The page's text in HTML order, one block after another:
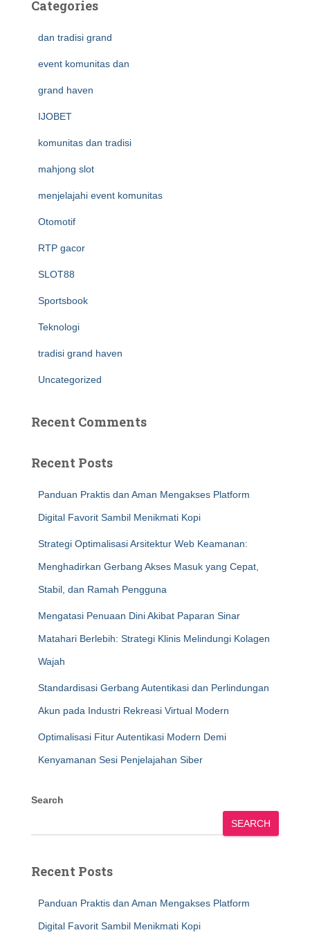
Categories
dan tradisi grand
event komunitas dan
grand haven
IJOBET
komunitas dan tradisi
mahjong slot
menjelajahi event komunitas
Otomotif
RTP gacor
SLOT88
Sportsbook
Teknologi
tradisi grand haven
Uncategorized
Recent Comments
Recent Posts
Panduan Praktis dan Aman Mengakses Platform
Digital Favorit Sambil Menikmati Kopi
Strategi Optimalisasi Arsitektur Web Keamanan:
Menghadirkan Gerbang Akses Masuk yang Cepat,
Stabil, dan Ramah Pengguna
Mengatasi Penuaan Dini Akibat Paparan Sinar
Matahari Berlebih: Strategi Klinis Melindungi Kolagen
Wajah
Standardisasi Gerbang Autentikasi dan Perlindungan
Akun pada Industri Rekreasi Virtual Modern
Optimalisasi Fitur Autentikasi Modern Demi
Kenyamanan Sesi Penjelajahan Siber
Search
SEARCH
Recent Posts
Panduan Praktis dan Aman Mengakses Platform
Digital Favorit Sambil Menikmati Kopi